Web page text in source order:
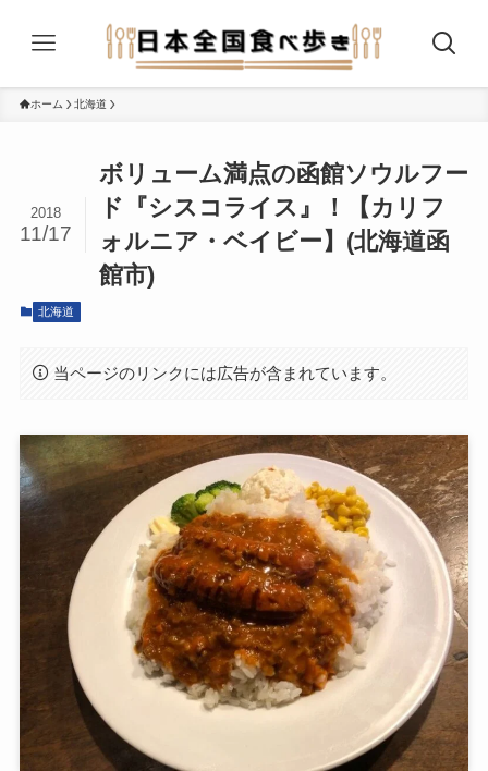
ホーム 北海道
ボリューム満点の函館ソウルフー
ド『シスコライス』！【カリフ
ォルニア・ベイビー】(北海道函
館市)
2018
11/17
北海道
当ページのリンクには広告が含まれています。